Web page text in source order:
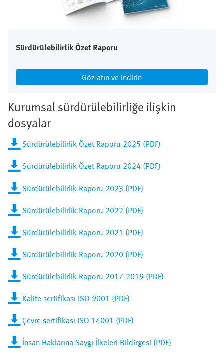
Sürdürülebilirlik Özet Raporu
Göz atın ve indirin
Kurumsal sürdürülebilirliğe ilişkin
dosyalar
Sürdürülebilirlik Özet Raporu 2025 (PDF)
Sürdürülebilirlik Özet Raporu 2024 (PDF)
Sürdürülebilirlik Raporu 2023 (PDF)
Sürdürülebilirlik Raporu 2022 (PDF)
Sürdürülebilirlik Raporu 2021 (PDF)
Sürdürülebilirlik Raporu 2020 (PDF)
Sürdürülebilirlik Raporu 2017-2019 (PDF)
Kalite sertifikası ISO 9001 (PDF)
Çevre sertifikası ISO 14001 (PDF)
İnsan Haklarına Saygı İlkeleri Bildirgesi (PDF)